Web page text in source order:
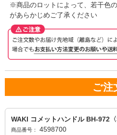
※商品のロットによって、若干色
があらかじめご了承ください
ご注
WAKI コメットハンドル BH-972
商品番号： 4598700